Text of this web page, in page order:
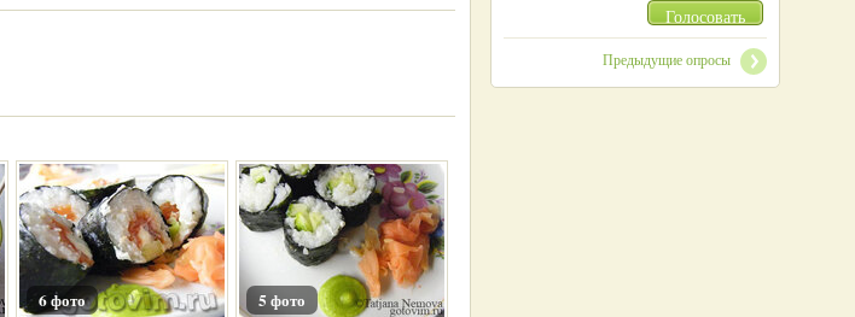
6 фото 5 фото
Голосовать
Предыдущие опросы